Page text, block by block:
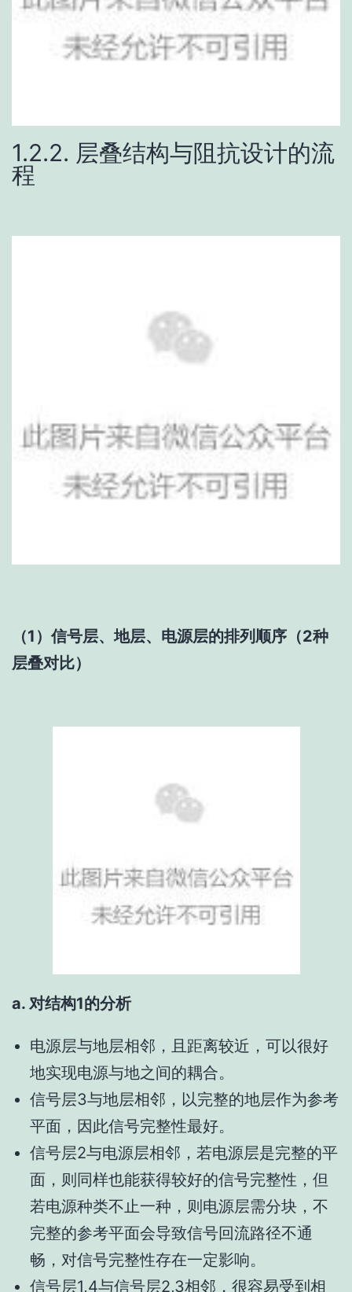
1.2.2. 层叠结构与阻抗设计的流
程
（1）信号层、地层、电源层的排列顺序（2种
层叠对比）
a. 对结构1的分析
电源层与地层相邻，且距离较近，可以很好
地实现电源与地之间的耦合。
信号层3与地层相邻，以完整的地层作为参考
平面，因此信号完整性最好。
信号层2与电源层相邻，若电源层是完整的平
面，则同样也能获得较好的信号完整性，但
若电源种类不止一种，则电源层需分块，不
完整的参考平面会导致信号回流路径不通
畅，对信号完整性存在一定影响。
信号层1,4与信号层2,3相邻，很容易受到相